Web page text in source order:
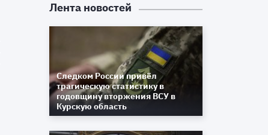
Лента новостей
Следком России привёл
трагическую статистику в
годовщину вторжения ВСУ в
Курскую область